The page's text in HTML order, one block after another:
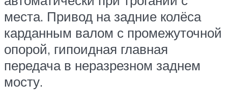
места. Привод на задние колёса
карданным валом с промежуточной
опорой, гипоидная главная
передача в неразрезном заднем
мосту.